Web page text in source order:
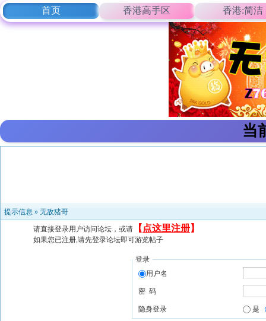
首页 香港高手区 香港:简洁
当
提示信息 » 无敌猪哥
请直接登录用户访问论坛，或请 【 点这里注册】
如果您已注册,请先登录论坛即可游览帖子
登录
用户名
密 码
隐身登录 是